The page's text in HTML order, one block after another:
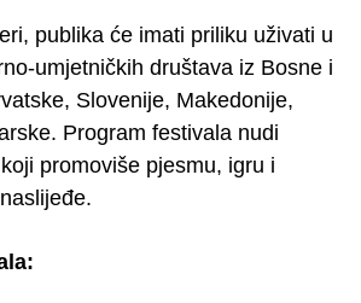
publika će imati priliku uživati u
umjetničkih društava iz Bosne i
Slovenije, Makedonije,
Program festivala nudi
promoviše pjesmu, igru i